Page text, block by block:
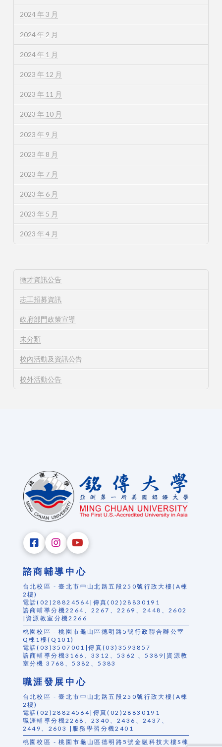
2024 年 3 月
2024 年 2 月
2024 年 1 月
2023 年 12 月
2023 年 11 月
2023 年 10 月
2023 年 9 月
2023 年 8 月
2023 年 7 月
2023 年 6 月
2023 年 5 月
2023 年 4 月
徵才資訊公告
志工招募資訊
政府部門政策宣導
未分類
校內活動及資訊公告
校外活動公告
諮商輔導中心
台北校區 - 臺北市中山北路五段250號行政大樓(A棟
2樓)
電話(02)28824564|傳真(02)28830191
諮商輔導分機2264、2267、2269、2448、2602
|資源教室分機2266
桃園校區 - 桃園市龜山區德明路5號行政聯合辦公室
Q棟1樓(Q101)
電話(03)3507001|傳真(03)3593857
諮商輔導分機3166、3312、5362 、5389|資源教
室分機 3768、5382、5383
職涯發展中心
台北校區 - 臺北市中山北路五段250號行政大樓(A棟
2樓)
電話(02)28824564|傳真(02)28830191
職涯輔導分機2268、2340、2436、2437、
2449、2603 |服務學習分機2401
桃園校區 - 桃園市龜山區德明路5號金融科技大樓S棟